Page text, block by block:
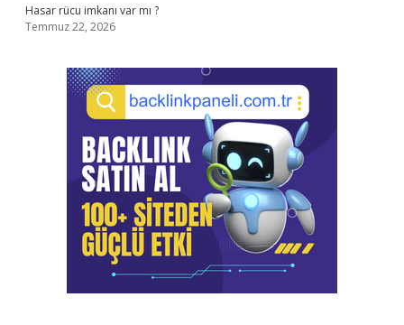
Hasar rücu imkanı var mı ?
Temmuz 22, 2026